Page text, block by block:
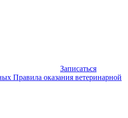
Записаться
Правила оказания ветеринарной